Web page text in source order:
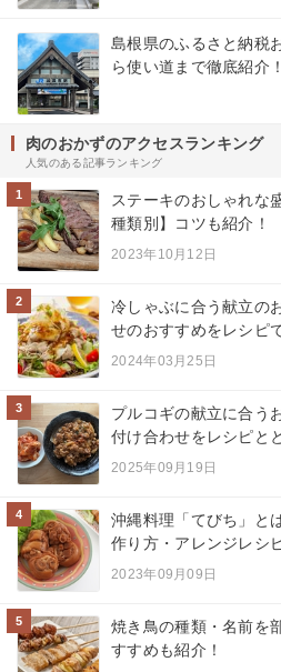
島根県のふるさと納税
ら使い道まで徹底紹介！
肉のおかずのアクセスランキング
人気のある記事ランキング
1
ステーキのおしゃれな
種類別】コツも紹介！
2023年10月12日
2
冷しゃぶに合う献立の
せのおすすめをレシピ
2024年03月25日
3
プルコギの献立に合う
付け合わせをレシピと
2025年09月19日
4
沖縄料理「てびち」と
作り方・アレンジレシ
2023年09月09日
5
焼き鳥の種類・名前を
すすめも紹介！